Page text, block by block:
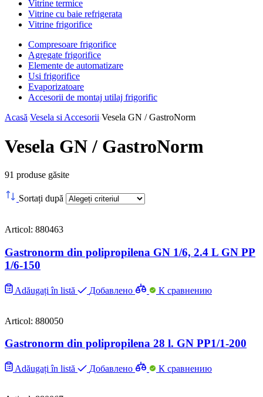
Vitrine termice
Vitrine cu baie refrigerata
Vitrine frigorifice
Compresoare frigorifice
Agregate frigorifice
Elemente de automatizare
Usi frigorifice
Evaporizatoare
Accesorii de montaj utilaj frigorific
Acasă Vesela si Accesorii Vesela GN / GastroNorm
Vesela GN / GastroNorm
91 produse găsite
Sortați după
Articol: 880463
Gastronorm din polipropilena GN 1/6, 2.4 L GN PP
1/6-150
Adăugați în listă Добавлено К сравнению
Articol: 880050
Gastronorm din polipropilena 28 l. GN PP1/1-200
Adăugați în listă Добавлено К сравнению